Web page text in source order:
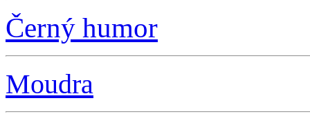
Černý humor
Moudra